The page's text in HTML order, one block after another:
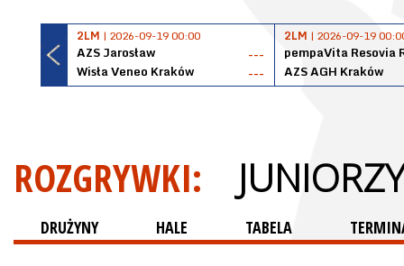
2LM | 2026-09-19 00:00
AZS Jarosław
---
Wisła Veneo Kraków
---
2LM | 2026-09-19
pempaVita Resovia
AZS AGH Kraków
ROZGRYWKI:
DRUŻYNY HALE TABELA